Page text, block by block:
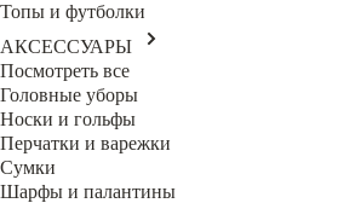
Топы и футболки
АКСЕССУАРЫ
Посмотреть все
Головные уборы
Носки и гольфы
Перчатки и варежки
Сумки
Шарфы и палантины